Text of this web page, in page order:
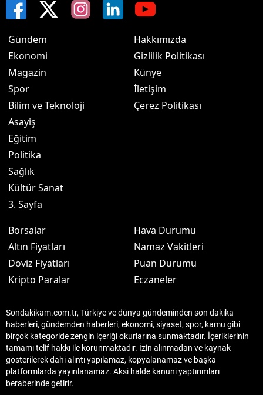
Gündem
Ekonomi
Magazin
Spor
Bilim ve Teknoloji
Asayiş
Eğitim
Politika
Sağlık
Kültür Sanat
3. Sayfa
Hakkımızda
Gizlilik Politikası
Künye
İletişim
Çerez Politikası
Borsalar
Altın Fiyatları
Döviz Fiyatları
Kripto Paralar
Hava Durumu
Namaz Vakitleri
Puan Durumu
Eczaneler
Sondakikam.com.tr, Türkiye ve dünya gündeminden son dakika
haberleri, gündemden haberleri, ekonomi, siyaset, spor, kamu gibi
birçok kategoride zengin içeriği okurlarına sunmaktadır. İçeriklerinin
tamamı telif hakkı ile korunmaktadır. İzin alınmadan ve kaynak
gösterilerek dahi alıntı yapılamaz, kopyalanamaz ve başka
platformlarda yayınlanamaz. Aksi halde kanuni yaptırımları
beraberinde getirir.